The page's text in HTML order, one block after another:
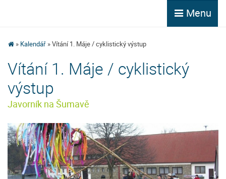
Menu
Kalendář Vítání 1. Máje / cyklistický výstup
Vítání 1. Máje / cyklistický
výstup
Javorník na Šumavě